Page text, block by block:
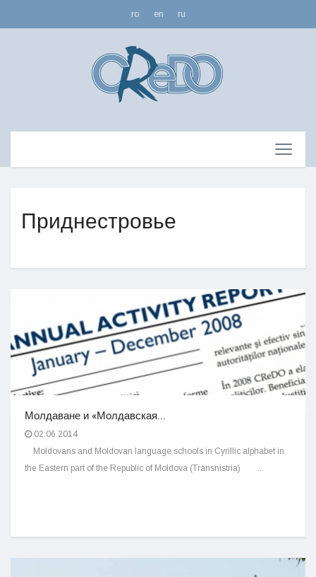
ro en ru
Приднестровье
Молдаване и «Молдавская...
02.06.2014
Moldovans and Moldovan language schools in Cyrillic alphabet in
the Eastern part of the Republic of Moldova (Transnistria) ...